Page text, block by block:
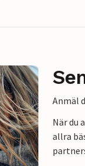
Anmäl
När du
allra